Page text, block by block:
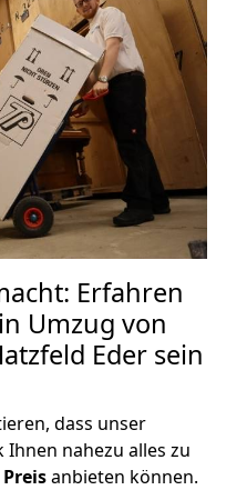
Erfahren
Umzug von
Eder sein
dass unser
nahezu alles zu
Preisanbieten können.